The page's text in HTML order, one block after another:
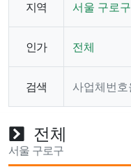
지역 서울 구로구
인가 전체
검색
전체
서울 구로구